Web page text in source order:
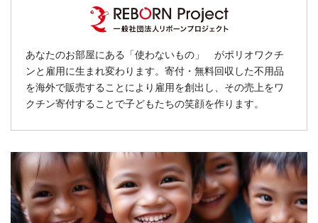
あなたのお部屋にある「使わないもの」 がポリオワクチ
ンと雇用に生まれ変わります。寄付・無料回収した不用品
を海外で販売することにより雇用を創出し、その売上をワ
クチン寄付することで子どもたちの笑顔を作ります。